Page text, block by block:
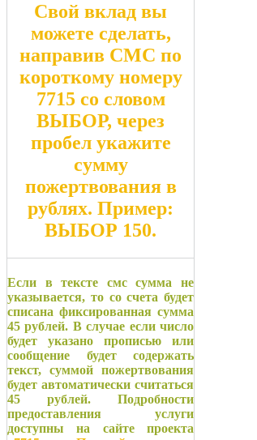
Свой вклад вы
можете сделать,
направив СМС по
короткому номеру
7715 со словом
ВЫБОР, через
пробел укажите
сумму
пожертвования в
рублях. Пример:
ВЫБОР 150.
Если в тексте смс сумма не
указывается, то со счета будет
списана фиксированная сумма
45 рублей. В случае если число
будет указано прописью или
сообщение будет содержать
текст, суммой пожертвования
будет автоматически считаться
45 рублей. Подробности
предоставления услуги
доступны на сайте проекта